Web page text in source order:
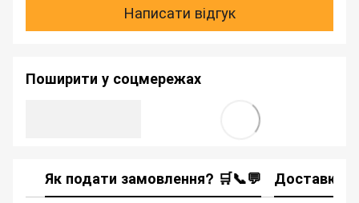
Написати відгук
Поширити у соцмережах
Як подати замовлення? 🛒📞💬 Доставка